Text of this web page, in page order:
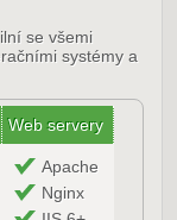
se všemi
systémy a
Web servery
Apache
Nginx